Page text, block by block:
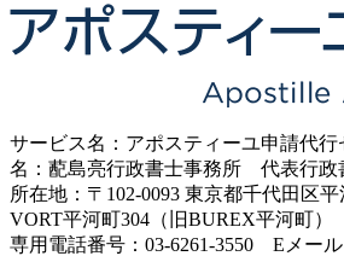
サービス名：アポスティーユ申請代
名：蓜島亮行政書士事務所 代表行政
所在地：〒102-0093 東京都千代田区
VORT平河町304（旧BUREX平河町）
専用電話番号：03-6261-3550 Eメール